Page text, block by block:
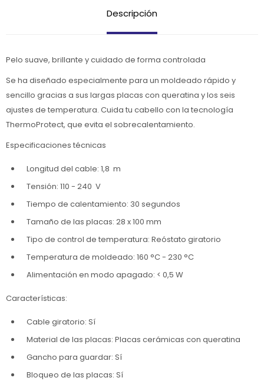
Descripción
Pelo suave, brillante y cuidado de forma controlada
Se ha diseñado especialmente para un moldeado rápido y
sencillo gracias a sus largas placas con queratina y los seis
ajustes de temperatura. Cuida tu cabello con la tecnología
ThermoProtect, que evita el sobrecalentamiento.
Especificaciones técnicas
Longitud del cable: 1,8 m
Tensión: 110 - 240 V
Tiempo de calentamiento: 30 segundos
Tamaño de las placas: 28 x 100 mm
Tipo de control de temperatura: Reóstato giratorio
Temperatura de moldeado: 160 °C - 230 °C
Alimentación en modo apagado: < 0,5 W
Características:
Cable giratorio: Sí
Material de las placas: Placas cerámicas con queratina
Gancho para guardar: Sí
Bloqueo de las placas: Sí